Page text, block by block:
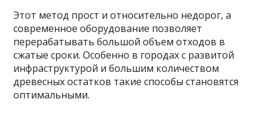
Этот метод прост и относительно недорог, а
современное оборудование позволяет
перерабатывать большой объем отходов в
сжатые сроки. Особенно в городах с развитой
инфраструктурой и большим количеством
древесных остатков такие способы становятся
оптимальными.